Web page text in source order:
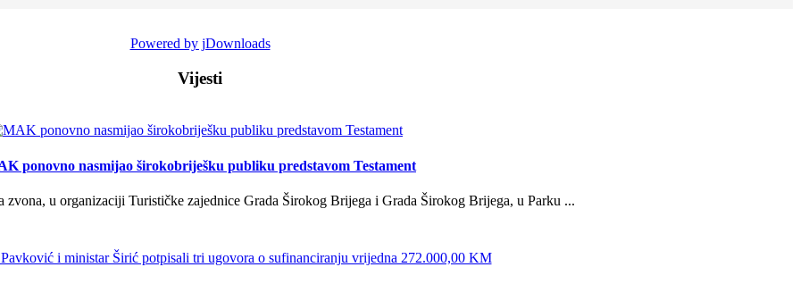
Powered by jDownloads
Vijesti
ponovno nasmijao širokobriješku publiku predstavom Testament
zvona, u organizaciji Turističke zajednice Grada Širokog Brijega i Grada Širokog Brijega, u Parku ...